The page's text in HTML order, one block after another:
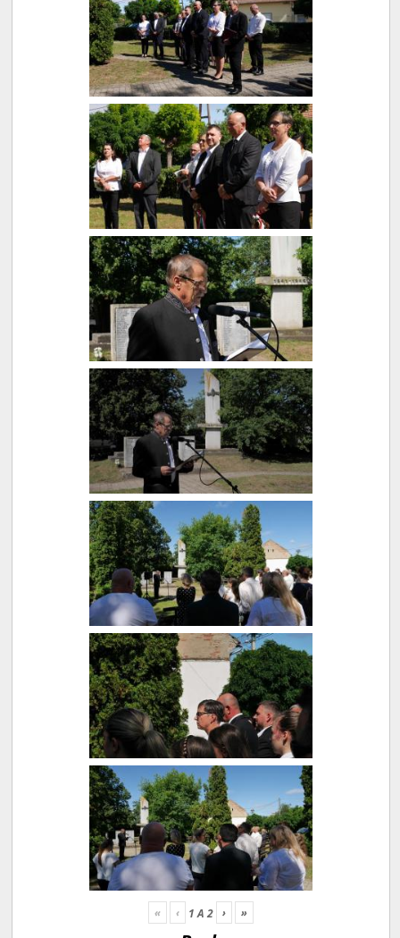
« ‹ 1A2 › »